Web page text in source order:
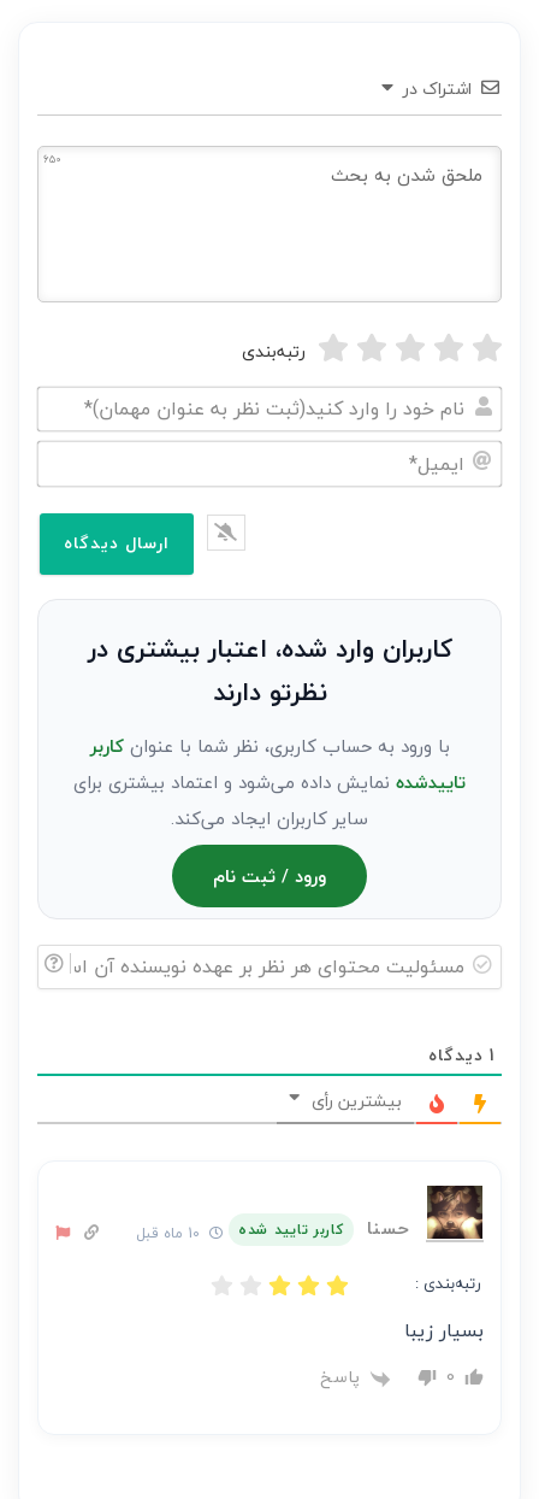
اشتراک در
650
رتبه‌بندی
نام
خود
نظر
کاربران وارد شده، اعتبار بیشتری در
نظرتو دارند
با ورود به حساب کاربری، نظر شما با عنوانکاربر
تاییدشده نمایش داده می‌شود و اعتماد بیشتری برای
سایر کاربران ایجاد می‌کند.
ورود / ثبت نام
هر
نظر
بر
نویسنده
1 دیدگاه
بیشترین رأی
حسنا کاربر تایید شده
رتبه‌بندی :
بسیار زیبا
0 پاسخ